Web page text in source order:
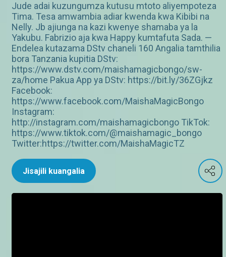
Jude adai kuzungumza kutusu mtoto aliyempoteza
Tima. Tesa amwambia adiar kwenda kwa Kibibi na
Nelly. Jb ajiunga na kazi kwenye shamaba ya la
Yakubu. Fabrizio aja kwa Happy kumtafuta Sada. —
Endelea kutazama DStv chaneli 160 Angalia tamthilia
bora Tanzania kupitia DStv:
https://www.dstv.com/maishamagicbongo/sw-
za/home Pakua App ya DStv: https://bit.ly/36ZGjkz
Facebook:
https://www.facebook.com/MaishaMagicBongo
Instagram:
http://instagram.com/maishamagicbongo TikTok:
https://www.tiktok.com/@maishamagic_bongo
Twitter:https://twitter.com/MaishaMagicTZ
Jisajili kuangalia